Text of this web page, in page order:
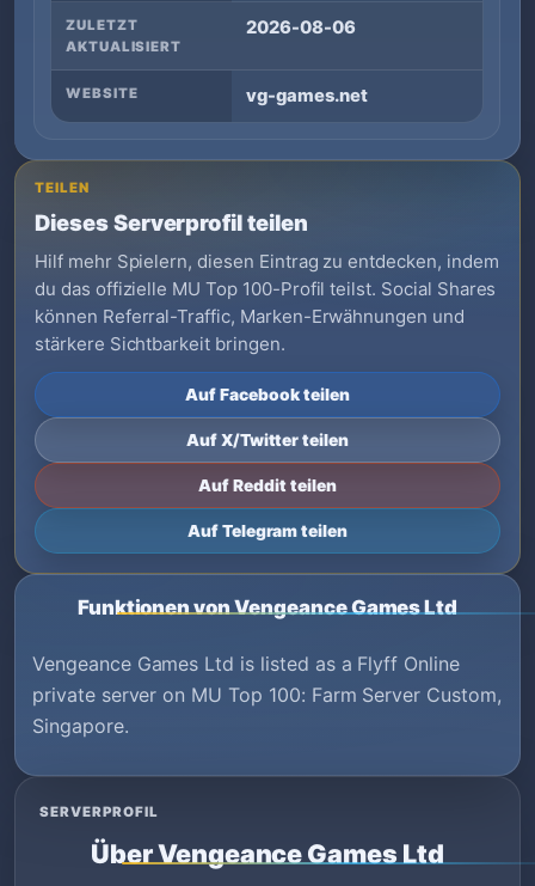
ZULETZT
AKTUALISIERT
2026-08-06
WEBSITE vg-games.net
TEILEN
Dieses Serverprofil teilen
Hilf mehr Spielern, diesen Eintrag zu entdecken, indem
du das offizielle MU Top 100-Profil teilst. Social Shares
können Referral-Traffic, Marken-Erwähnungen und
stärkere Sichtbarkeit bringen.
Auf Facebook teilen
Auf X/Twitter teilen
Auf Reddit teilen
Auf Telegram teilen
Funktionen von Vengeance Games Ltd
Vengeance Games Ltd is listed as a Flyff Online
private server on MU Top 100: Farm Server Custom,
Singapore.
SERVERPROFIL
Über Vengeance Games Ltd